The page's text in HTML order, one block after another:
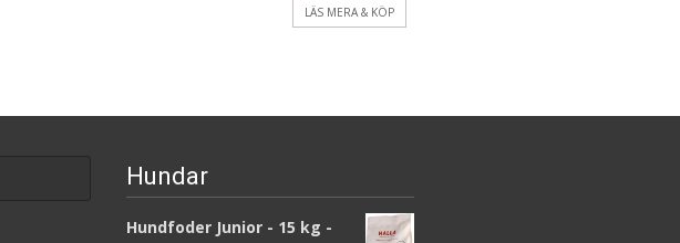
LÄS MERA & KÖP
Hundar
Hundfoder Junior - 15 kg -